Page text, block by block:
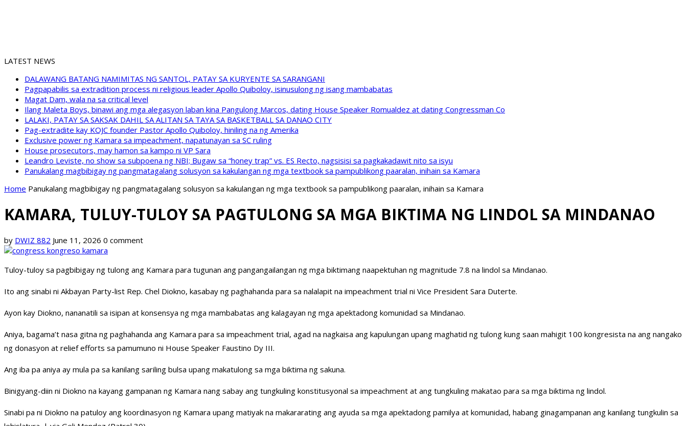
LATEST NEWS
DALAWANG BATANG NAMIMITAS NG SANTOL, PATAY SA KURYENTE SA SARANGANI
Pagpapabilis sa extradition process ni religious leader Apollo Quiboloy, isinusulong ng isang mambabatas
Magat Dam, wala na sa critical level
Ilang Maleta Boys, binawi ang mga alegasyon laban kina Pangulong Marcos, dating House Speaker Romualdez at dating Congressman Co
LALAKI, PATAY SA SAKSAK DAHIL SA ALITAN SA TAYA SA BASKETBALL SA DANAO CITY
Pag-extradite kay KOJC founder Pastor Apollo Quiboloy, hiniling na ng Amerika
Exclusive power ng Kamara sa impeachment, napatunayan sa SC ruling
House prosecutors, may hamon sa kampo ni VP Sara
Leandro Leviste, no show sa subpoena ng NBI; Bugaw sa “honey trap” vs. ES Recto, nagsisisi sa pagkakadawit nito sa isyu
Panukalang magbibigay ng pangmatagalang solusyon sa kakulangan ng mga textbook sa pampublikong paaralan, inihain sa Kamara
Home Panukalang magbibigay ng pangmatagalang solusyon sa kakulangan ng mga textbook sa pampublikong paaralan, inihain sa Kamara
KAMARA, TULUY-TULOY SA PAGTULONG SA MGA BIKTIMA NG LINDOL SA MINDANAO
by DWIZ 882 June 11, 2026 0 comment
Tuloy-tuloy sa pagbibigay ng tulong ang Kamara para tugunan ang pangangailangan ng mga biktimang naapektuhan ng magnitude 7.8 na lindol sa Mindanao.
Ito ang sinabi ni Akbayan Party-list Rep. Chel Diokno, kasabay ng paghahanda para sa nalalapit na impeachment trial ni Vice President Sara Duterte.
Ayon kay Diokno, nananatili sa isipan at konsensya ng mga mambabatas ang kalagayan ng mga apektadong komunidad sa Mindanao.
Aniya, bagama’t nasa gitna ng paghahanda ang Kamara para sa impeachment trial, agad na nagkaisa ang kapulungan upang maghatid ng tulong kung saan mahigit 100 kongresista na ang nangako
ng donasyon at relief efforts sa pamumuno ni House Speaker Faustino Dy III.
Ang iba pa aniya ay mula pa sa kanilang sariling bulsa upang makatulong sa mga biktima ng sakuna.
Binigyang-diin ni Diokno na kayang gampanan ng Kamara nang sabay ang tungkuling konstitusyonal sa impeachment at ang tungkuling makatao para sa mga biktima ng lindol.
Sinabi pa ni Diokno na patuloy ang koordinasyon ng Kamara upang matiyak na makararating ang ayuda sa mga apektadong pamilya at komunidad, habang ginagampanan ang kanilang tungkulin sa